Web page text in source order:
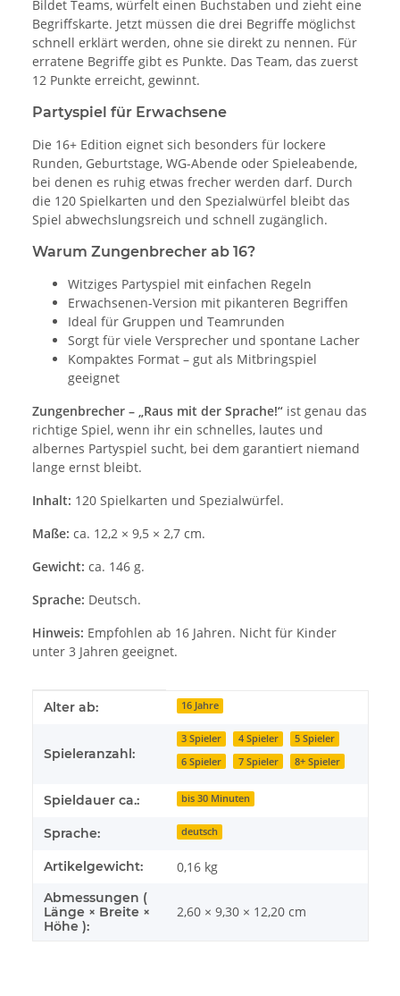
Bildet Teams, würfelt einen Buchstaben und zieht eine
Begriffskarte. Jetzt müssen die drei Begriffe möglichst
schnell erklärt werden, ohne sie direkt zu nennen. Für
erratene Begriffe gibt es Punkte. Das Team, das zuerst
12 Punkte erreicht, gewinnt.
Partyspiel für Erwachsene
Die 16+ Edition eignet sich besonders für lockere
Runden, Geburtstage, WG-Abende oder Spieleabende,
bei denen es ruhig etwas frecher werden darf. Durch
die 120 Spielkarten und den Spezialwürfel bleibt das
Spiel abwechslungsreich und schnell zugänglich.
Warum Zungenbrecher ab 16?
Witziges Partyspiel mit einfachen Regeln
Erwachsenen-Version mit pikanteren Begriffen
Ideal für Gruppen und Teamrunden
Sorgt für viele Versprecher und spontane Lacher
Kompaktes Format – gut als Mitbringspiel
geeignet
Zungenbrecher – „Raus mit der Sprache!“ ist genau das
richtige Spiel, wenn ihr ein schnelles, lautes und
albernes Partyspiel sucht, bei dem garantiert niemand
lange ernst bleibt.
Inhalt: 120 Spielkarten und Spezialwürfel.
Maße: ca. 12,2 × 9,5 × 2,7 cm.
Gewicht: ca. 146 g.
Sprache: Deutsch.
Hinweis: Empfohlen ab 16 Jahren. Nicht für Kinder
unter 3 Jahren geeignet.
Produkteigenschaft
Wert
Alter ab: 16 Jahre
Spieleranzahl:
3 Spieler 4 Spieler
5 Spieler
6 Spieler
7 Spieler 8+ Spieler
Spieldauer ca.: bis 30 Minuten
Sprache: deutsch
Artikelgewicht: 0,16 kg
Abmessungen (
Länge × Breite ×
Höhe ):
2,60 × 9,30 × 12,20 cm